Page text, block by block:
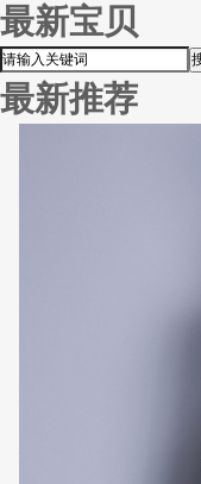
最新宝贝
最新推荐